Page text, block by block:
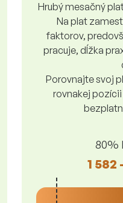
Hrubý mesačný
Na plat
faktorov,
pracuje, dĺžka
Porovnajte svoj
rovnakej
80%
1 582